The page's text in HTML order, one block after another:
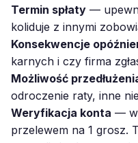
Termin spłaty —
koliduje z innymi
Konsekwencje
karnych i czy firma
Możliwość
odroczenie raty, inne
Weryfikacja konta —
przelewem na 1 grosz.